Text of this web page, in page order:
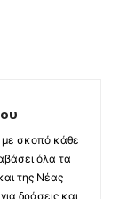
με σκοπό κάθε
όλα τα
της Νέας
δράσεις και